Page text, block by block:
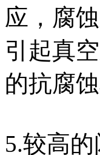
应，腐
引起真
的抗腐
5.较高的